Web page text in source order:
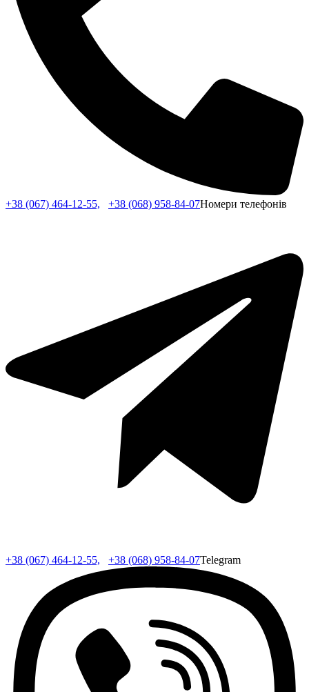
+38 (067) 464-12-55, +38 (068) 958-84-07Номери телефонів
+38 (067) 464-12-55, +38 (068) 958-84-07Telegram